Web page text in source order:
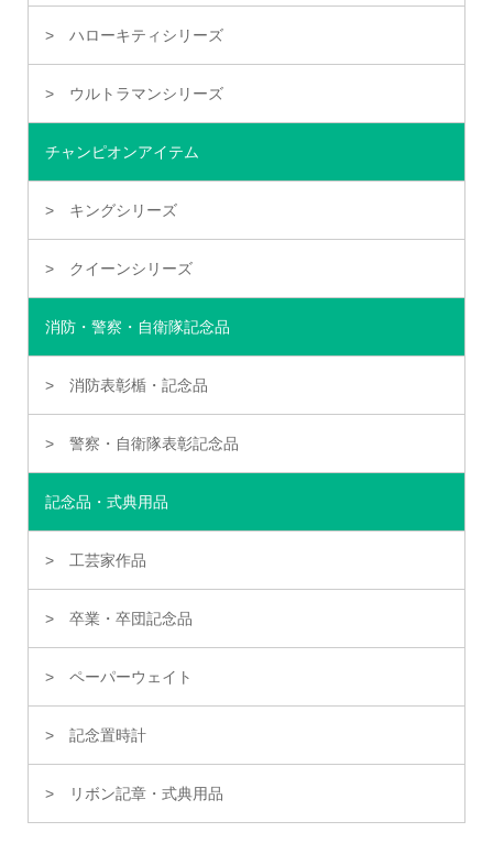
ハローキティシリーズ
ウルトラマンシリーズ
チャンピオンアイテム
キングシリーズ
クイーンシリーズ
消防・警察・自衛隊記念品
消防表彰楯・記念品
警察・自衛隊表彰記念品
記念品・式典用品
工芸家作品
卒業・卒団記念品
ペーパーウェイト
記念置時計
リボン記章・式典用品